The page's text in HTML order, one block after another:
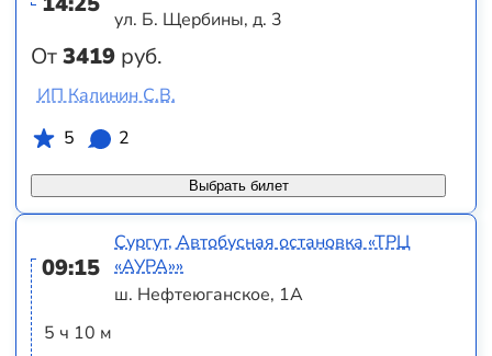
От3419 руб.
ул. Б. Щербины, д. 3
Выбрать билет
ИП Калинин С.В.
5
2
09:15
5 ч 10 м
Сургут, Автобусная остановка «ТРЦ
«АУРА»»
ш. Нефтеюганское, 1А